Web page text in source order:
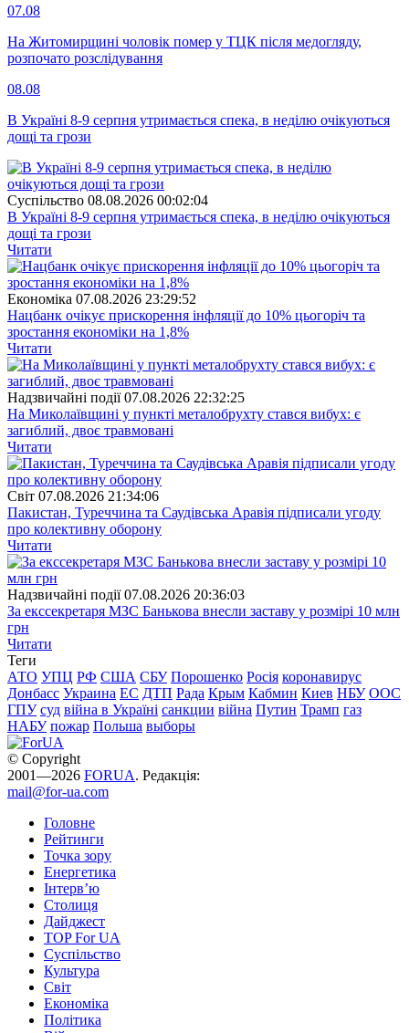
07.08
На Житомирщині чоловік помер у ТЦК після медогляду,
розпочато розслідування
08.08
В Україні 8-9 серпня утримається спека, в неділю очікуються
дощі та грози
Суспiльство 08.08.2026 00:02:04
В Україні 8-9 серпня утримається спека, в неділю очікуються
дощі та грози
Читати
Економіка 07.08.2026 23:29:52
Нацбанк очікує прискорення інфляції до 10% цьогоріч та
зростання економіки на 1,8%
Читати
Надзвичайні події 07.08.2026 22:32:25
На Миколаївщині у пункті металобрухту стався вибух: є
загиблий, двоє травмовані
Читати
Свiт 07.08.2026 21:34:06
Пакистан, Туреччина та Саудівська Аравія підписали угоду
про колективну оборону
Читати
Надзвичайні події 07.08.2026 20:36:03
За екссекретаря МЗС Банькова внесли заставу у розмірі 10 млн
грн
Читати
Теги
АТО УПЦ РФ США СБУ Порошенко Росія коронавирус
Донбасс Украина ЕС ДТП Рада Крым Кабмин Киев НБУ ООС
ГПУ суд війна в Україні санкции війна Путин Трамп газ
НАБУ пожар Польша выборы
© Copyright
2001—2026 FORUA. Редакція:
mail@for-ua.com
Головне
Рейтинги
Точка зору
Енергетика
Інтерв’ю
Столиця
Дайджест
TOP For UA
Суспiльство
Культура
Світ
Економіка
Політика